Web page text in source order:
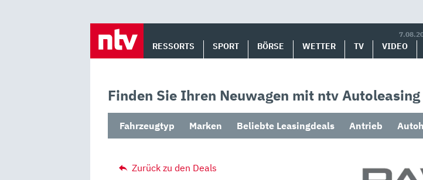
RESSORTS SPORT BÖRSE WETTER TV VIDEO
Finden Sie Ihren Neuwagen mit ntv Autoleasing
Fahrzeugtyp Marken Beliebte Leasingdeals Antrieb
Zurück zu den Deals